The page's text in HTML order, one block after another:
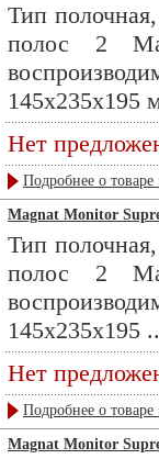
Тип
полос 2
145x235x195
Нет
Подробнее о товаре
Magnat Monitor
Тип
полос 2
145x235x195
Нет
Подробнее о товаре
Magnat Monitor